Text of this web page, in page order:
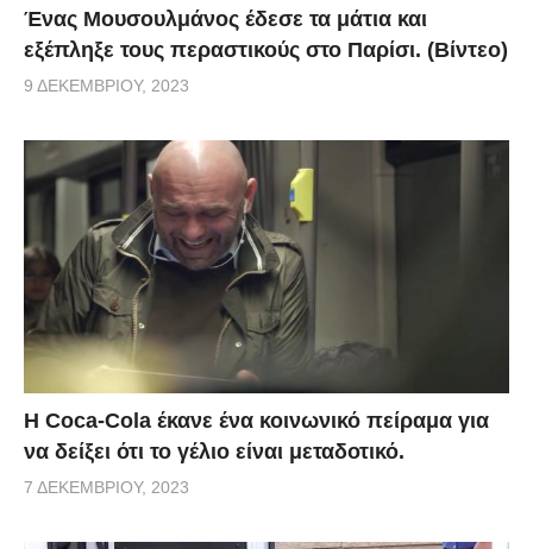
Ένας Μουσουλμάνος έδεσε τα μάτια και
εξέπληξε τους περαστικούς στο Παρίσι. (Βίντεο)
9 ΔΕΚΕΜΒΡΊΟΥ, 2023
Η Coca-Cola έκανε ένα κοινωνικό πείραμα για
να δείξει ότι το γέλιο είναι μεταδοτικό.
7 ΔΕΚΕΜΒΡΊΟΥ, 2023